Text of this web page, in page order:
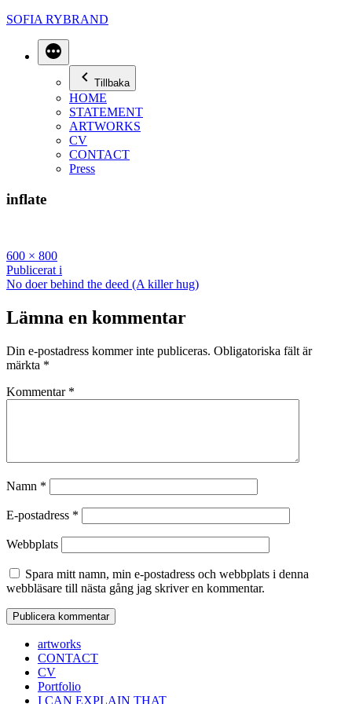
Hoppa
SOFIA RYBRAND
Mer
Tillbaka
HOME
STATEMENT
ARTWORKS
CV
CONTACT
Press
inflate
Full
storlek
600 × 800
Inläggsnavigering
Publicerat i
No doer behind the deed (A killer hug)
Lämna en kommentar
Din e-postadress kommer inte publiceras. Obligatoriska fält är
märkta *
Kommentar *
Namn *
E-postadress *
Webbplats
Spara mitt namn, min e-postadress och webbplats i denna
webbläsare till nästa gång jag skriver en kommentar.
artworks
CONTACT
CV
Portfolio
I CAN EXPLAIN THAT